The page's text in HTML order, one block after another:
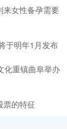
来女性备孕需要
于明年1月发布
化重镇曲阜举办
票的特征